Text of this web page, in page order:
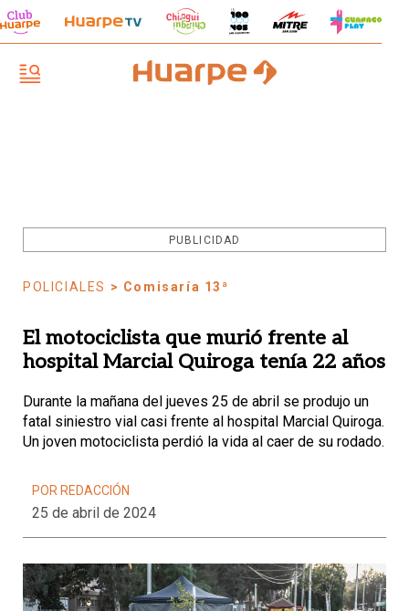
PUBLICIDAD
POLICIALES > Comisaría 13ª
El motociclista que murió frente al
hospital Marcial Quiroga tenía 22 años
Durante la mañana del jueves 25 de abril se produjo un
fatal siniestro vial casi frente al hospital Marcial Quiroga.
Un joven motociclista perdió la vida al caer de su rodado.
POR REDACCIÓN
25 de abril de 2024